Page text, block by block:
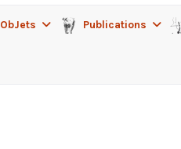
ObJets Publications